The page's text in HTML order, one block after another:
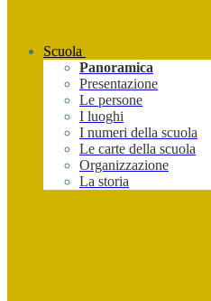
Scuola
Panoramica
Presentazione
Le persone
I luoghi
I numeri della scuola
Le carte della scuola
Organizzazione
La storia